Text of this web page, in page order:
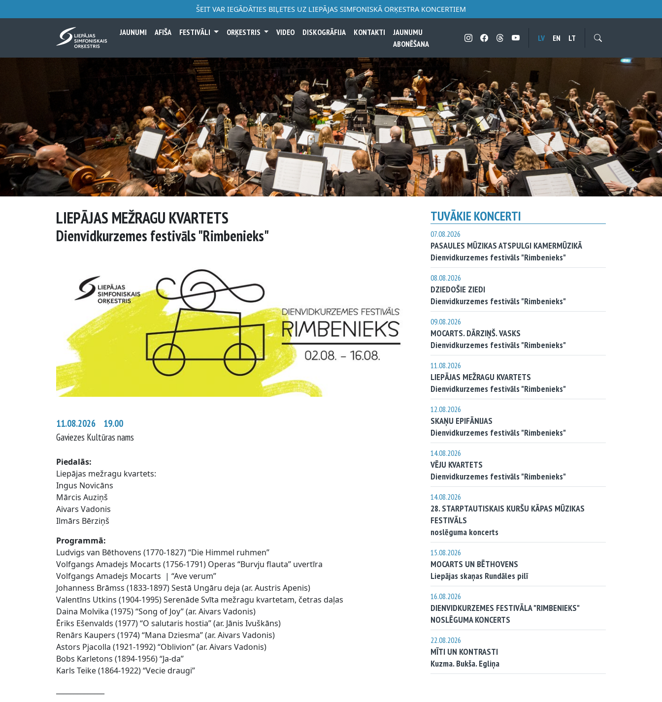
ŠEIT VAR IEGĀDĀTIES BIĻETES UZ LIEPĀJAS SIMFONISKĀ ORĶESTRA KONCERTIEM
JAUNUMI AFIŠA FESTIVĀLI ORĶESTRIS VIDEO DISKOGRĀFIJA KONTAKTI
JAUNUMU
ABONĒŠANA
LV EN LT
LIEPĀJAS MEŽRAGU KVARTETS
Dienvidkurzemes festivāls "Rimbenieks"
11.08.2026 19.00
Gaviezes Kultūras nams
Piedalās:
Liepājas mežragu kvartets:
Ingus Novicāns
Mārcis Auziņš
Aivars Vadonis
Ilmārs Bērziņš
Programmā:
Ludvigs van Bēthovens (1770-1827) “Die Himmel ruhmen”
Volfgangs Amadejs Mocarts (1756-1791) Operas “Burvju flauta” uvertīra
Volfgangs Amadejs Mocarts | “Ave verum”
Johanness Brāmss (1833-1897) Sestā Ungāru deja (ar. Austris Apenis)
Valentīns Utkins (1904-1995) Serenāde Svīta mežragu kvartetam, četras daļas
Daina Molvika (1975) “Song of Joy” (ar. Aivars Vadonis)
Ēriks Ešenvalds (1977) “O salutaris hostia” (ar. Jānis Ivuškāns)
Renārs Kaupers (1974) “Mana Dziesma” (ar. Aivars Vadonis)
Astors Pjacolla (1921-1992) “Oblivion” (ar. Aivars Vadonis)
Bobs Karletons (1894-1956) “Ja-da”
Karls Teike (1864-1922) “Vecie draugi”
TUVĀKIE KONCERTI
07.08.2026
PASAULES MŪZIKAS ATSPULGI KAMERMŪZIKĀ
Dienvidkurzemes festivāls "Rimbenieks"
08.08.2026
DZIEDOŠIE ZIEDI
Dienvidkurzemes festivāls "Rimbenieks"
09.08.2026
MOCARTS. DĀRZIŅŠ. VASKS
Dienvidkurzemes festivāls "Rimbenieks"
11.08.2026
LIEPĀJAS MEŽRAGU KVARTETS
Dienvidkurzemes festivāls "Rimbenieks"
12.08.2026
SKAŅU EPIFĀNIJAS
Dienvidkurzemes festivāls "Rimbenieks"
14.08.2026
VĒJU KVARTETS
Dienvidkurzemes festivāls "Rimbenieks"
14.08.2026
28. STARPTAUTISKAIS KURŠU KĀPAS MŪZIKAS
FESTIVĀLS
noslēguma koncerts
15.08.2026
MOCARTS UN BĒTHOVENS
Liepājas skaņas Rundāles pilī
16.08.2026
DIENVIDKURZEMES FESTIVĀLA "RIMBENIEKS"
NOSLĒGUMA KONCERTS
22.08.2026
MĪTI UN KONTRASTI
Kuzma. Bukša. Egliņa